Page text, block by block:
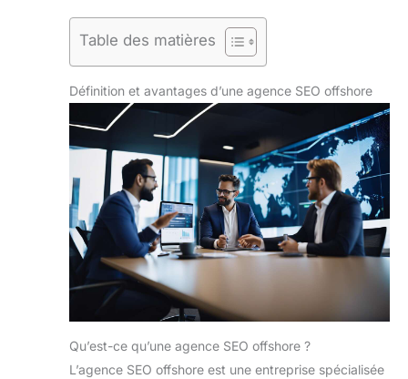
Table des matières
Définition et avantages d’une agence SEO offshore
Qu’est-ce qu’une agence SEO offshore ?
L’agence SEO offshore est une entreprise spécialisée